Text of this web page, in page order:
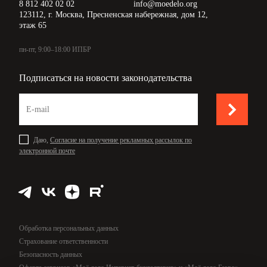
8 812 402 02 02
info@moedelo.org
123112, г. Москва, Пресненская набережная, дом 12,
этаж 65
пн-пт, 9:00–18:00 ИПБР
Подписаться на новости законодательства
Даю, Согласие на получение рекламных рассылок по
электронной почте
Обработка персональных данных
Страхование ответственности
Безопасность данных